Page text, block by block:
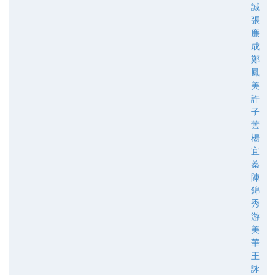
誠
張
廉
成
鄭
鳳
美
許
子
蕓
楊
宜
蓁
陳
錦
秀
游
美
華
王
詠